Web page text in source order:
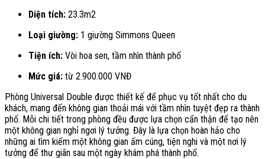
Diện tích: 23.3m2
Loại giường: 1 giường Simmons Queen
Tiện ích: Vòi hoa sen, tầm nhìn thành phố
Mức giá: từ 2.900.000 VNĐ
Phòng Universal Double được thiết kế để phục vụ tốt nhất cho du
khách, mang đến không gian thoải mái với tầm nhìn tuyệt đẹp ra thành
phố. Mỗi chi tiết trong phòng đều được lựa chọn cẩn thận để tạo nên
một không gian nghỉ ngơi lý tưởng. Đây là lựa chọn hoàn hảo cho
những ai tìm kiếm một không gian ấm cúng, tiện nghi và một nơi lý
tưởng để thư giãn sau một ngày khám phá thành phố.